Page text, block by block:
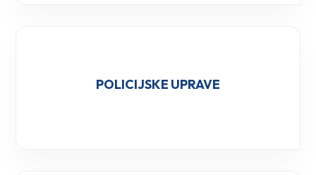
POLICIJSKE UPRAVE